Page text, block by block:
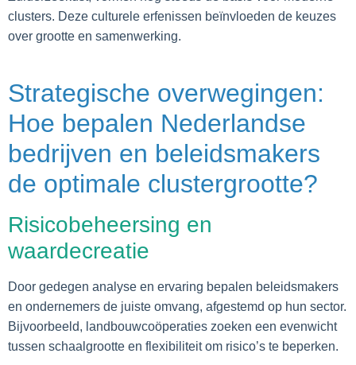
clusters. Deze culturele erfenissen beïnvloeden de keuzes
over grootte en samenwerking.
Strategische overwegingen:
Hoe bepalen Nederlandse
bedrijven en beleidsmakers
de optimale clustergrootte?
Risicobeheersing en
waardecreatie
Door gedegen analyse en ervaring bepalen beleidsmakers
en ondernemers de juiste omvang, afgestemd op hun sector.
Bijvoorbeeld, landbouwcoöperaties zoeken een evenwicht
tussen schaalgrootte en flexibiliteit om risico’s te beperken.